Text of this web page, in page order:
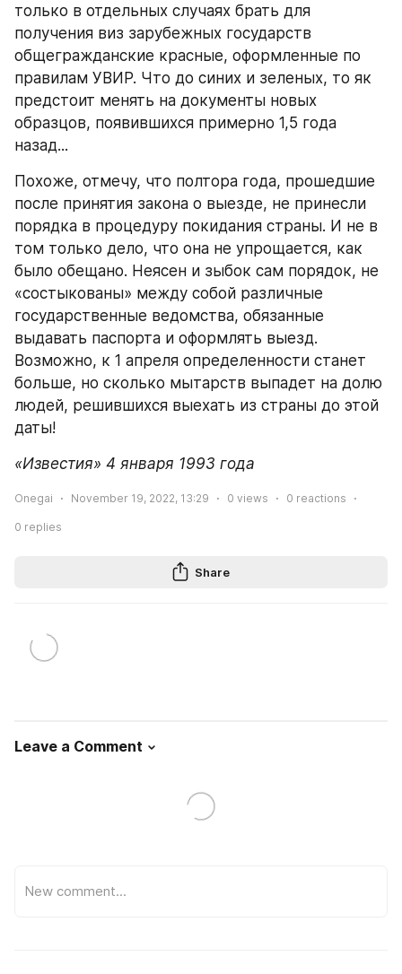
только в отдельных случаях брать для
получения виз зарубежных государств
общегражданские красные, оформленные по
правилам УВИР. Что до синих и зеленых, то як
предстоит менять на документы новых
образцов, появившихся примерно 1,5 года
назад...
Похоже, отмечу, что полтора года, прошедшие
после принятия закона о выезде, не принесли
порядка в процедуру покидания страны. И не в
том только дело, что она не упрощается, как
было обещано. Неясен и зыбок сам порядок, не
«состыкованы» между собой различные
государственные ведомства, обязанные
выдавать паспорта и оформлять выезд.
Возможно, к 1 апреля определенности станет
больше, но сколько мытарств выпадет на долю
людей, решившихся выехать из страны до этой
даты!
«Известия» 4 января 1993 года
Onegai November 19, 2022, 13:29 0 views 0 reactions
0 replies
Share
Leave a Comment